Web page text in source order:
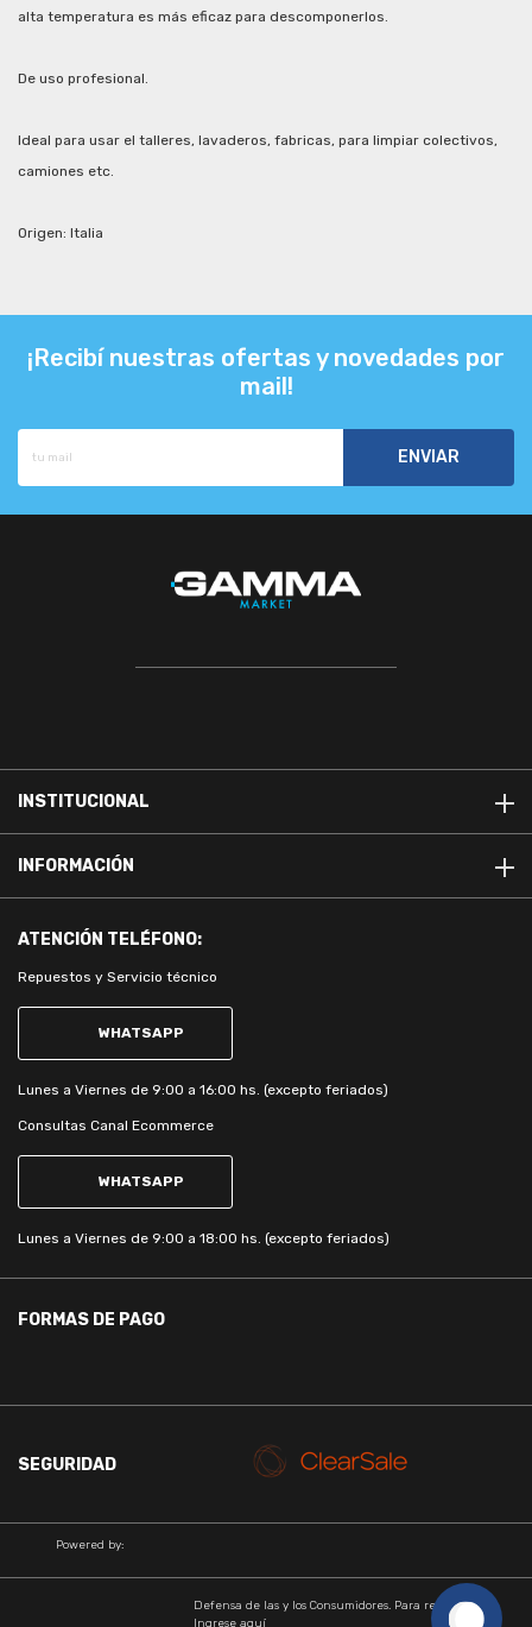
alta temperatura es más eficaz para descomponerlos.
De uso profesional.
Ideal para usar el talleres, lavaderos, fabricas, para limpiar colectivos,
camiones etc.
Origen: Italia
¡Recibí nuestras ofertas y novedades por
mail!
INSTITUCIONAL
INFORMACIÓN
ATENCIÓN TELÉFONO:
Repuestos y Servicio técnico
WHATSAPP
Lunes a Viernes de 9:00 a 16:00 hs. (excepto feriados)
Consultas Canal Ecommerce
WHATSAPP
Lunes a Viernes de 9:00 a 18:00 hs. (excepto feriados)
FORMAS DE PAGO
SEGURIDAD
Defensa de las y los Consumidores. Para reclamos.
Ingrese aquí
Powered by: